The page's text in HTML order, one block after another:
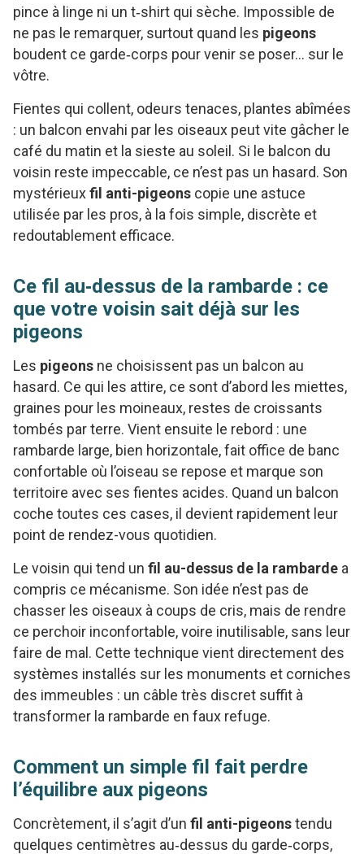
pince à linge ni un t‑shirt qui sèche. Impossible de
ne pas le remarquer, surtout quand les pigeons
boudent ce garde‑corps pour venir se poser… sur le
vôtre.
Fientes qui collent, odeurs tenaces, plantes abîmées
: un balcon envahi par les oiseaux peut vite gâcher le
café du matin et la sieste au soleil. Si le balcon du
voisin reste impeccable, ce n’est pas un hasard. Son
mystérieuxfil anti-pigeons copie une astuce
utilisée par les pros, à la fois simple, discrète et
redoutablement efficace.
Ce fil au‑dessus de la rambarde : ce
que votre voisin sait déjà sur les
pigeons
Les pigeons ne choisissent pas un balcon au
hasard. Ce qui les attire, ce sont d’abord les miettes,
graines pour les moineaux, restes de croissants
tombés par terre. Vient ensuite le rebord : une
rambarde large, bien horizontale, fait office de banc
confortable où l’oiseau se repose et marque son
territoire avec ses fientes acides. Quand un balcon
coche toutes ces cases, il devient rapidement leur
point de rendez-vous quotidien.
Le voisin qui tend un fil au-dessus de la rambarde a
compris ce mécanisme. Son idée n’est pas de
chasser les oiseaux à coups de cris, mais de rendre
ce perchoir inconfortable, voire inutilisable, sans leur
faire de mal. Cette technique vient directement des
systèmes installés sur les monuments et corniches
des immeubles : un câble très discret suffit à
transformer la rambarde en faux refuge.
Comment un simple fil fait perdre
l’équilibre aux pigeons
Concrètement, il s’agit d’un fil anti-pigeonstendu
quelques centimètres au‑dessus du garde‑corps,